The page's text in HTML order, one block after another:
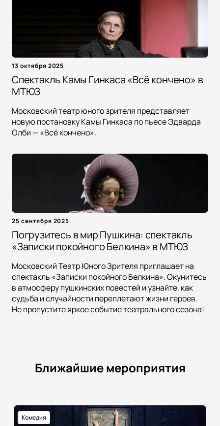
13 октября 2025
Спектакль Камы Гинкаса «Всё кончено» в
МТЮЗ
Московский театр юного зрителя представляет
новую постановку Камы Гинкаса по пьесе Эдварда
Олби — «Всё кончено».
25 сентября 2025
Погрузитесь в мир Пушкина: спектакль
«Записки покойного Белкина» в МТЮЗ
Московский Театр Юного Зрителя приглашает на
спектакль «Записки покойного Белкина». Окунитесь
в атмосферу пушкинских повестей и узнайте, как
судьба и случайности переплетают жизни героев.
Не пропустите яркое событие театрального сезона!
Ближайшие мероприятия
Комедия